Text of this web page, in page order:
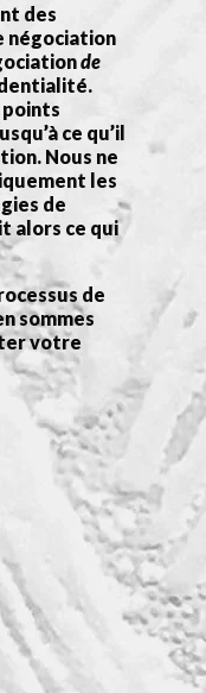
des
négociation
de
points
ce qu’il
Nous ne
les
de
alors ce qui
de
sommes
votre